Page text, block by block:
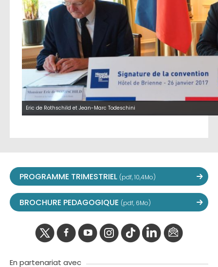
Eric de Rothschild et Jean-Marc Todeschini
PROGRAMME TRIMESTRIEL (pdf, 10,4Mo)
BROCHURE PEDAGOGIQUE (pdf, 6Mo)
En partenariat avec